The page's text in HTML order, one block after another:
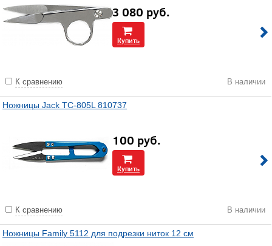
3 080 руб.
Купить
К сравнению В наличии
Ножницы Jack TC-805L 810737
100 руб.
Купить
К сравнению В наличии
Ножницы Family 5112 для подрезки ниток 12 см